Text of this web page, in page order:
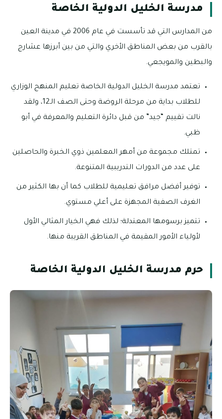
مدرسة الخليل الدولية الخاصة
من المدارس التي قد تأسست في عام 2006 في مدينة العين
بالقرب من بعض المناطق الأخري والتي من بين أبرزها عشارج
والبطين والمويجعي.
تعتمد مدرسة الخليل الدولية الخاصة تعليم المنهج الوزاري
للطلاب بداية من مرحلة الروضة وحتى الصف الـ12، ولقد
نالت تقييم “جيد” من قبل دائرة التعليم والمعرفة في أبو
ظبي.
تمتلك مجموعة من أمهر المعلمين ذوي الخبرة والحاصلين
على عدد من الدورات التدريبية المتنوعة.
توفير أفضل مرافق تعليمية للطلاب كما أن بها الكثير من
الغرف الصفية المجهزة على أعلي مستوي.
تتميز برسومها المعتدلة؛ لذلك فهي الخيار المثالي الأول
لأولياء الأمور المقيمة في المناطق القريبة منها.
حرم مدرسة الخليل الدولية الخاصة